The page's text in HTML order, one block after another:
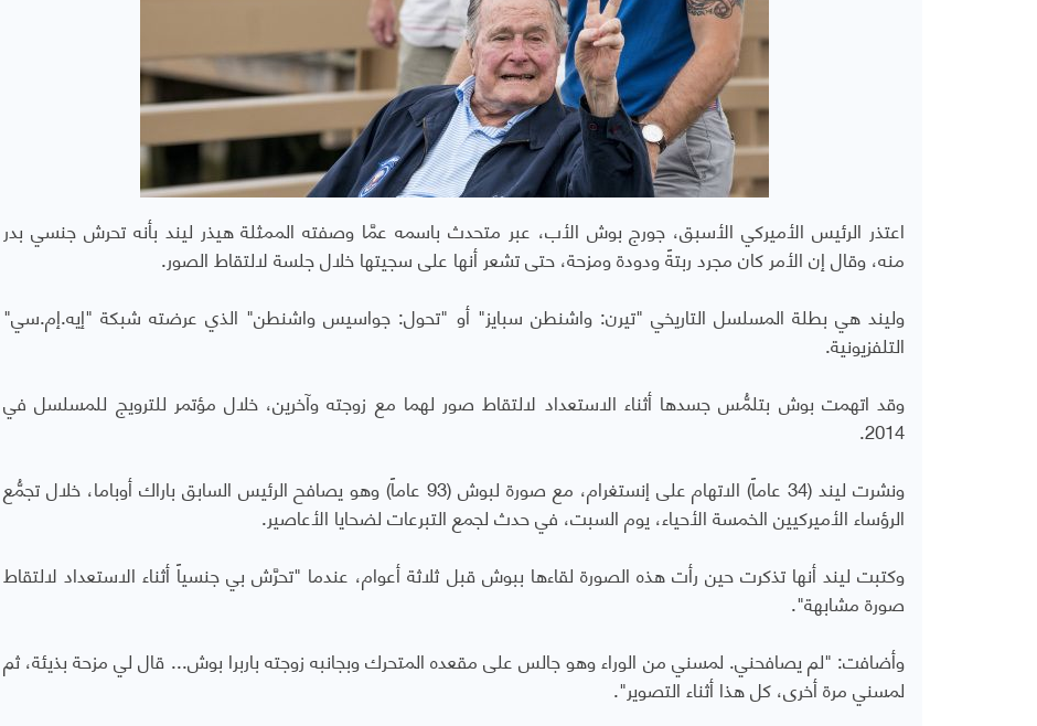
اعتذر الرئيس الأميركي الأسبق، جورج بوش الأب، عبر متحدث باسمه عمَّا وصفته الممثلة هيذر ليند بأنه تحرش جنسي بدر
منه، وقال إن الأمر كان مجرد ربتةً ودودة ومزحة، حتى تشعر أنها على سجيتها خلال جلسة لالتقاط الصور.
وليند هي بطلة المسلسل التاريخي "تيرن: واشنطن سبايز" أو "تحول: جواسيس واشنطن" الذي عرضته شبكة "إيه.إم.سي"
التلفزيونية.
وقد اتهمت بوش بتلمُّس جسدها أثناء الاستعداد لالتقاط صور لهما مع زوجته وآخرين، خلال مؤتمر للترويج للمسلسل في
2014.
ونشرت ليند (34 عاماً) الاتهام على إنستغرام، مع صورة لبوش (93 عاماً) وهو يصافح الرئيس السابق باراك أوباما، خلال تجمُّع
الرؤساء الأميركيين الخمسة الأحياء، يوم السبت، في حدث لجمع التبرعات لضحايا الأعاصير.
وكتبت ليند أنها تذكرت حين رأت هذه الصورة لقاءها ببوش قبل ثلاثة أعوام، عندما "تحرَّش بي جنسياً أثناء الاستعداد لالتقاط
صورة مشابهة".
وأضافت: "لم يصافحني. لمسني من الوراء وهو جالس على مقعده المتحرك وبجانبه زوجته باربرا بوش... قال لي مزحة بذيئة، ثم
لمسني مرة أخرى، كل هذا أثناء التصوير".